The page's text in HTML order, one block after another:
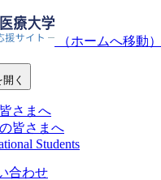
（ホームへ移動）
く
さまへ
皆さまへ
Students
合わせ